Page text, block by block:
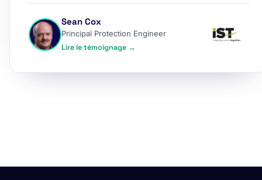
Sean Cox
Principal Protection Engineer
Lire le témoignage →